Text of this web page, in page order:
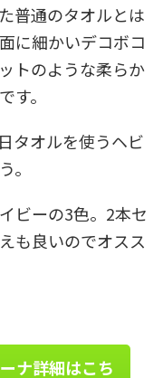
普通のタオルとは
に細かいデコボコ
トのような柔らか
す。
タオルを使うヘビ
。
ビーの3色。2本セ
も良いのでオスス
ナ詳細はこち